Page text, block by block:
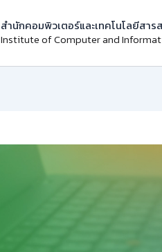
สำนักคอมพิวเตอร์และเทคโนโลยีสาร
Institute of Computer and